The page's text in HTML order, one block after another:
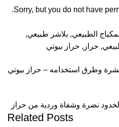
Sorry, but you do not have
الطبيعي, بلاشر طبيعي,
, حراز , حراز بيوتي
وطرق استخدامه – حراز بيوتي
نضرة وشفاة وردية من حراز
Related Posts